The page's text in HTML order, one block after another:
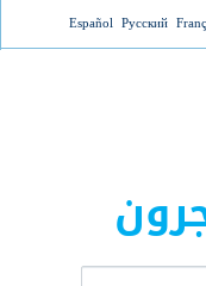
Русский
Español